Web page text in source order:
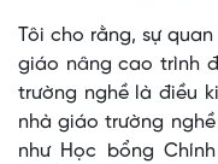
Tôi cho rằng, sự
giáo nâng cao trình
trường nghề là điều
nhà giáo trường
như Học bổng